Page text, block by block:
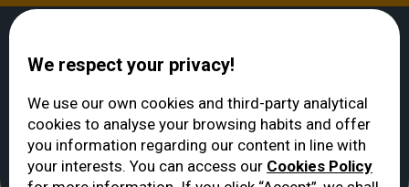
الوحدات الطبية وحدة تخدير العين
وحدة تخدير العين
We respect your privacy!
We use our own cookies and third-party analytical
cookies to analyse your browsing habits and offer
you information regarding our content in line with
your interests. You can access our Cookies Policy